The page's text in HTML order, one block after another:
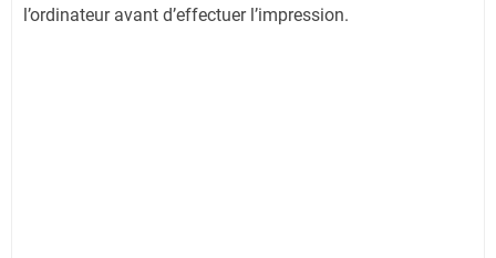
l’ordinateur avant d’effectuer l’impression.